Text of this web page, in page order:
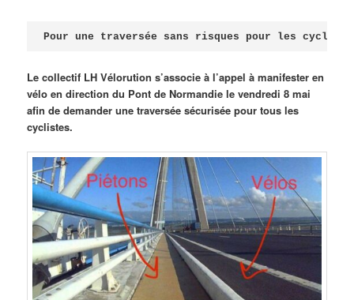
Pour une traversée sans risques pour les
Le collectif LH Vélorution s’associe à l’appel à manifester en
vélo en direction du Pont de Normandie le vendredi 8 mai
afin de demander une traversée sécurisée pour tous les
cyclistes.